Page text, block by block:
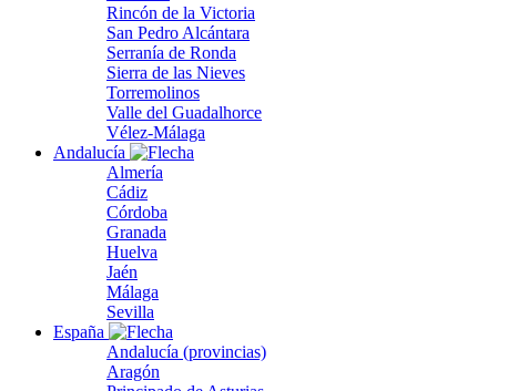
Rincón de la Victoria
San Pedro Alcántara
Serranía de Ronda
Sierra de las Nieves
Torremolinos
Valle del Guadalhorce
Vélez-Málaga
Andalucía
Almería
Cádiz
Córdoba
Granada
Huelva
Jaén
Málaga
Sevilla
España
Andalucía (provincias)
Aragón